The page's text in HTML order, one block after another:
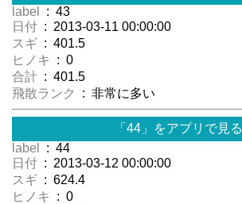
label
: 43
日付 : 2013-03-11 00:00:00
スギ : 401.5
ヒノキ
: 0
合計 : 401.5
飛散ランク
: 非常に多い
「44」をアプリで見る
label
: 44
日付 : 2013-03-12 00:00:00
スギ : 624.4
ヒノキ
: 0